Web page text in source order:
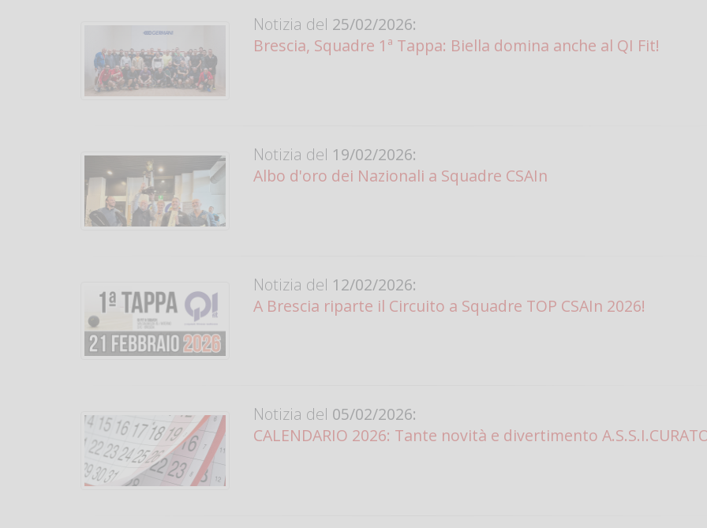
Notizia del 25/02/2026:
Brescia, Squadre 1ª Tappa: Biella domina anche al QI Fit!
Notizia del 19/02/2026:
Albo d'oro dei Nazionali a Squadre CSAIn
Notizia del 12/02/2026:
A Brescia riparte il Circuito a Squadre TOP CSAIn 2026!
Notizia del 05/02/2026:
CALENDARIO 2026: Tante novità e divertimento